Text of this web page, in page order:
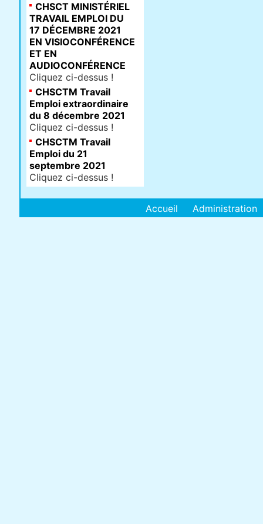
CHSCT MINISTÉRIEL
TRAVAIL EMPLOI DU
17 DÉCEMBRE 2021
EN VISIOCONFÉRENCE
ET EN
AUDIOCONFÉRENCE
Cliquez ci-dessus !
CHSCTM Travail
Emploi extraordinaire
du 8 décembre 2021
Cliquez ci-dessus !
CHSCTM Travail
Emploi du 21
septembre 2021
Cliquez ci-dessus !
Accueil Administration